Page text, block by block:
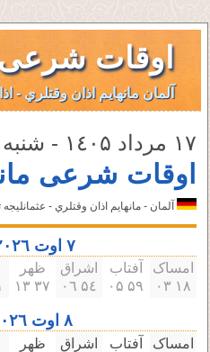
اوقات شرعی
آلمان مانهایم اذان وقتلري -
۱٧ مرداد ۱٤۰۵ - شنبه
اوقات شرعی
آلمان - مانهایم اذان وقتلري -
٧ اوت ۲۰۲٦ - جمعه
امساک
۱٨ ۰۳
آفتاب
۵٩ ۰۵
اشراق
۵٤ ۰٦
ظهر
۳٧ ۱۳
٨ اوت ۲۰۲٦ - شنبه
امساک
آفتاب
اشراق
ظهر